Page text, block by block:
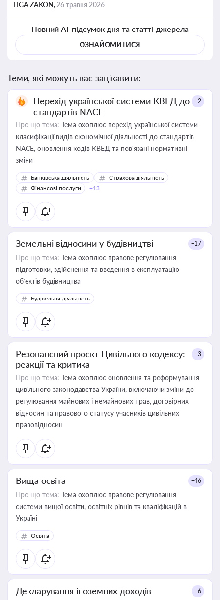
LIGA ZAKON, 26 травня 2026
Повний AI-підсумок дня та статті-джерела
ОЗНАЙОМИТИСЯ
Теми, які можуть вас зацікавити:
Перехід української системи КВЕД до
стандартів NACE
+2
Про що тема: Тема охоплює перехід української системи
класифікації видів економічної діяльності до стандартів
NACE, оновлення кодів КВЕД та пов'язані нормативні
зміни
Банківська діяльність
Страхова діяльність
Фінансові послуги
+13
Земельні відносини у будівництві +17
Про що тема: Тема охоплює правове регулювання
підготовки, здійснення та введення в експлуатацію
об’єктів будівництва
Будівельна діяльність
Резонансний проєкт Цивільного кодексу:
реакції та критика
+3
Про що тема: Тема охоплює оновлення та реформування
цивільного законодавства України, включаючи зміни до
регулювання майнових і немайнових прав, договірних
відносин та правового статусу учасників цивільних
правовідносин
Вища освіта +46
Про що тема: Тема охоплює правове регулювання
системи вищої освіти, освітніх рівнів та кваліфікацій в
Україні
Освіта
Декларування іноземних доходів +6